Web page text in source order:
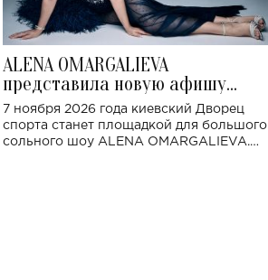
ALENA OMARGALIEVA
представила новую афишу
большого концерта во Дворце
спорта
7 ноября 2026 года киевский Дворец
спорта станет площадкой для большого
сольного шоу ALENA OMARGALIEVA.